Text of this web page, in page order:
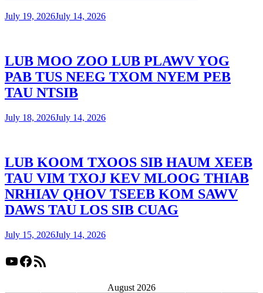
July 19, 2026July 14, 2026
LUB MOO ZOO LUB PLAWV YOG
PAB TUS NEEG TXOM NYEM PEB
TAU NTSIB
July 18, 2026July 14, 2026
LUB KOOM TXOOS SIB HAUM XEEB
TAU VIM TXOJ KEV MLOOG THIAB
NRHIAV QHOV TSEEB KOM SAWV
DAWS TAU LOS SIB CUAG
July 15, 2026July 14, 2026
YouTube
Facebook
RSS Feed
August 2026